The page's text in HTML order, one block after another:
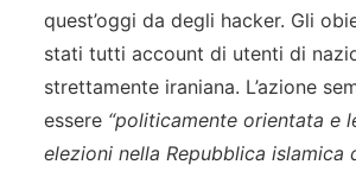
quest’oggi da degli hacker. Gli
stati tutti account di utenti di
strettamente iraniana. L’azione
essere “politicamente orientata e
elezioni nella Repubblica islamica